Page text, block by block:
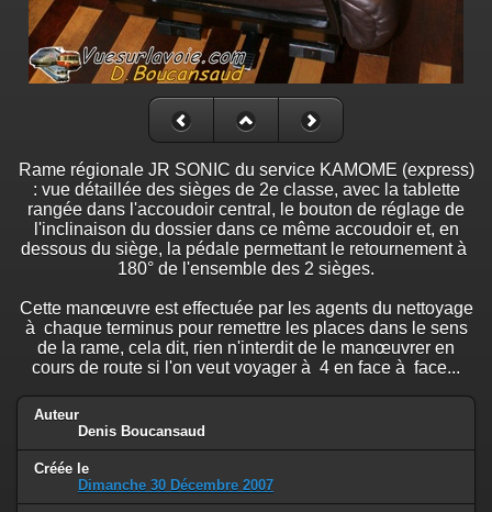
Rame régionale JR SONIC du service KAMOME (express)
: vue détaillée des sièges de 2e classe, avec la tablette
rangée dans l'accoudoir central, le bouton de réglage de
l'inclinaison du dossier dans ce même accoudoir et, en
dessous du siège, la pédale permettant le retournement à
180° de l'ensemble des 2 sièges.
Cette manœuvre est effectuée par les agents du nettoyage
à chaque terminus pour remettre les places dans le sens
de la rame, cela dit, rien n'interdit de le manœuvrer en
cours de route si l'on veut voyager à 4 en face à face...
Auteur
Denis Boucansaud
Créée le
Dimanche 30 Décembre 2007